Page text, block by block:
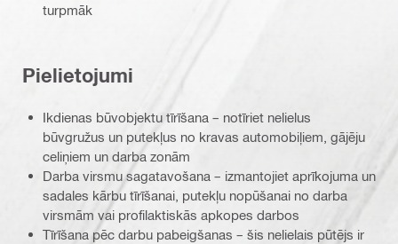
turpmāk
Pielietojumi
Ikdienas būvobjektu tīrīšana – notīriet nelielus
būvgružus un putekļus no kravas automobiļiem, gājēju
celiņiem un darba zonām
Darba virsmu sagatavošana – izmantojiet aprīkojuma un
sadales kārbu tīrīšanai, putekļu nopūšanai no darba
virsmām vai profilaktiskās apkopes darbos
Tīrīšana pēc darbu pabeigšanas – šis nelielais pūtējs ir